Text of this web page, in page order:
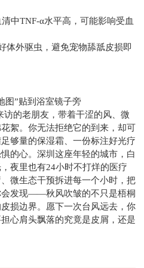
中TNF-α水平高，可能影响受血
外驱虫，避免宠物舔舐皮损即
图”贴到浴室镜子旁
访的老朋友，带着干涩的风、微
絮。你无法拒绝它的到来，却可
够量的保湿霜、一份标注好光疗
的心。深圳这座年轻的城市，白
夜里也有24小时不打烊的医疗
微生态干预拆进每一个小时，把
会发现——秋风吹皱的不只是梧桐
损边界。愿下一次台风远去，你
心肩头飘落的究竟是皮屑，还是